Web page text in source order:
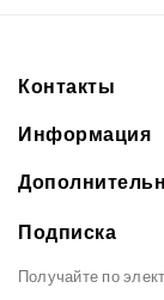
Контакты
Информация
Подписка
Получайте по